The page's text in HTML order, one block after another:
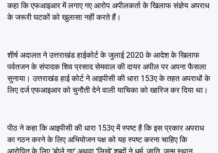
कहा कि एफआइआर में लगाए गए आरोप अपीलकर्ता के खिलाफ संज्ञेय अपराध
के जरूरी घटकों को खुलासा नहीं करते हैं।
शीर्ष अदालत ने उत्तराखंड हाईकोर्ट के जुलाई 2020 के आदेश के खिलाफ
पर्वतजन के संपादक शिव प्रसाद सेमवाल की दायर अपील पर अपना फैसला
सुनाया। उत्तराखंड हाई कोर्ट ने आइपीसी की धारा 153ए के तहत अपराधों के
लिए दर्ज एफआइआर को चुनौती देने वाली याचिका को खारिज कर दिया था।
पीठ ने कहा कि आइपीसी की धारा 153ए में स्पष्ट है कि इस प्रकार अपराध
का गठन करने के लिए अभियोजन पक्ष को यह स्पष्ट करना चाहिए कि
आरोपित के लिए ‘बोले गए’ अथवा ‘लिखे’ शब्दों ने धर्म, जाति, जन्म स्थान,